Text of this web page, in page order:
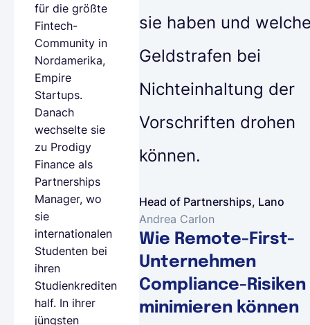
für die größte
Fintech-
Community in
Nordamerika,
Empire
Startups.
Danach
wechselte sie
zu Prodigy
Finance als
Partnerships
Manager, wo
sie
internationalen
Studenten bei
ihren
Studienkrediten
half. In ihrer
jüngsten
sie haben und
Geldstrafen bei
Nichteinhaltung der
Vorschriften drohen
können.
Head of Partnerships, Lano
Andrea Carlon
Wie Remote-First-
Unternehmen
Compliance-Risiken
minimieren können